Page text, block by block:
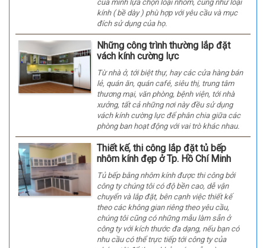
của mình lựa chọn loại nhôm, cũng như loại
kính ( bề dày ) phù hợp với yêu cầu và mục
đích sử dụng của họ.
Những công trình thường lắp đặt
vách kính cường lực
Từ nhà ở, tới biệt thự, hay các cửa hàng bán
lẻ, quán ăn, quán café, siêu thị, trung tâm
thương mại, văn phòng, bệnh viện, tới nhà
xưởng, tất cả những nơi này đều sử dụng
vách kính cường lực để phân chia giữa các
phòng ban hoạt động với vai trò khác nhau.
Thiết kế, thi công lắp đặt tủ bếp
nhôm kính đẹp ở Tp. Hồ Chí Minh
Tủ bếp bằng nhôm kính được thi công bởi
công ty chúng tôi có độ bền cao, dễ vận
chuyển và lắp đặt, bên cạnh việc thiết kế
theo các không gian riêng theo yêu cầu,
chúng tôi cũng có những mẫu làm sẵn ở
công ty với kích thước đa dạng, nếu bạn có
nhu cầu có thể trực tiếp tới công ty của